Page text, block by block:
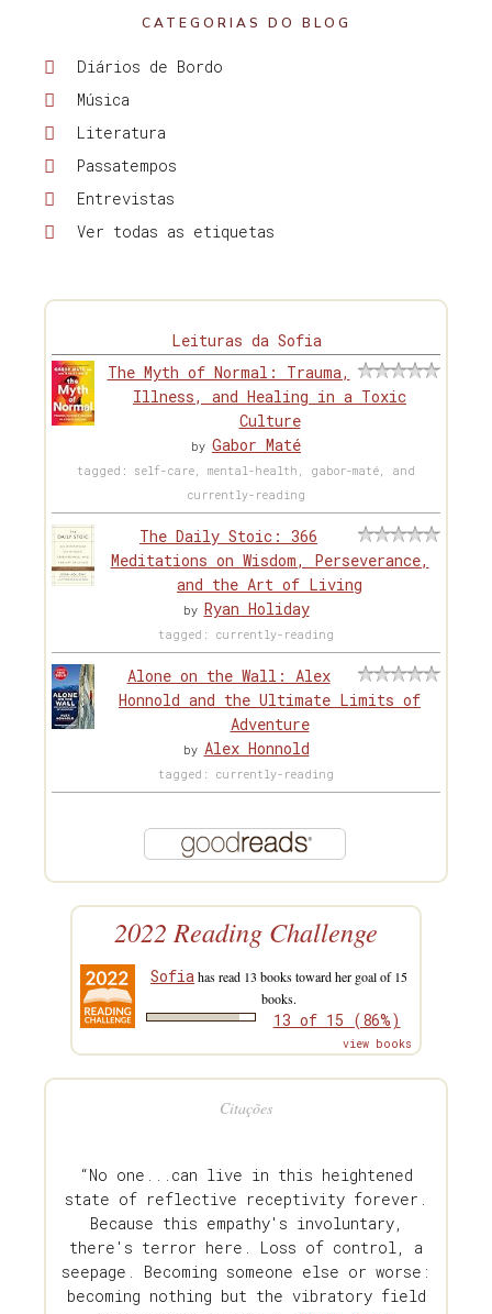
CATEGORIAS DO BLOG
Diários de Bordo
Música
Literatura
Passatempos
Entrevistas
Ver todas as etiquetas
Leituras da Sofia
The Myth of Normal: Trauma,
Illness, and Healing in a Toxic
Culture
by Gabor Maté
tagged: self-care, mental-health, gabor-maté, and
currently-reading
The Daily Stoic: 366
Meditations on Wisdom, Perseverance,
and the Art of Living
by Ryan Holiday
tagged: currently-reading
Alone on the Wall: Alex
Honnold and the Ultimate Limits of
Adventure
by Alex Honnold
tagged: currently-reading
2022 Reading Challenge
Sofiahas read 13 books toward her goal of 15
books.
13 of 15 (86%)
view books
Citações
“No one...can live in this heightened
state of reflective receptivity forever.
Because this empathy's involuntary,
there's terror here. Loss of control, a
seepage. Becoming someone else or worse:
becoming nothing but the vibratory field